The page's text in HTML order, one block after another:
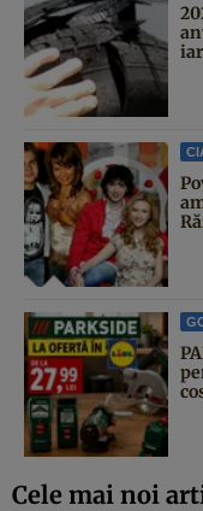
Cele mai noi